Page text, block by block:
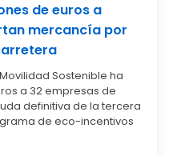
de euros a
mercancía por
Sostenible ha
a 32 empresas de
definitiva de la tercera
de eco-incentivos